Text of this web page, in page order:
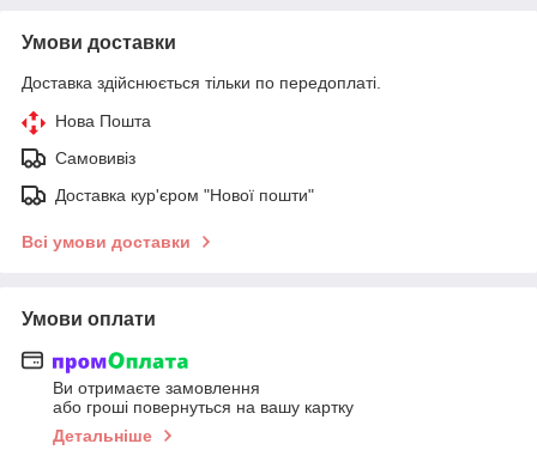
Умови доставки
Доставка здійснюється тільки по передоплаті.
Нова Пошта
Самовивіз
Доставка кур'єром "Нової пошти"
Всі умови доставки
Умови оплати
Ви отримаєте замовлення
або гроші повернуться на вашу картку
Детальніше